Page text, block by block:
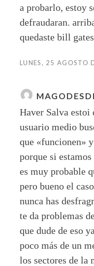
a probarlo, estoy
defraudaran.
quedaste bill
LUNES, 25 AGOSTO
Haver Salva estoi
usuario medio
que «funcionen»
porque si
es muy probable
pero bueno el
nunca has
te da problemas
que dude de eso
poco más de un
los sectores de la